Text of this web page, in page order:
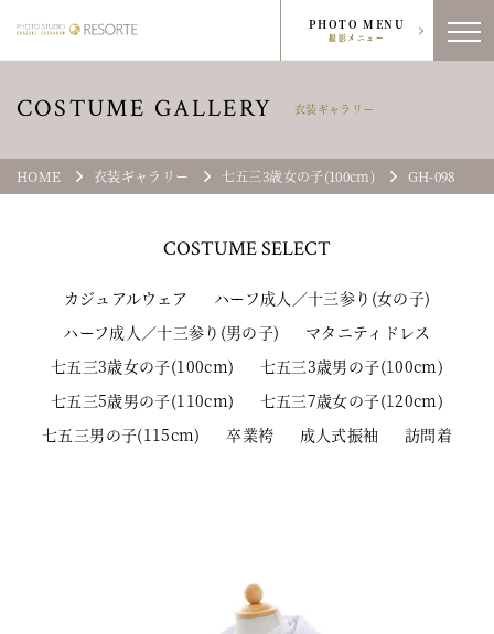
PHOTO MENU
撮影メニュー
COSTUME GALLERY 衣装ギャラリー
HOME 衣装ギャラリー 七五三3歳女の子(100cm) GH-098
COSTUMESELECT
カジュアルウェア
ハーフ成人／十三参り(女の子)
ハーフ成人／十三参り(男の子)
マタニティドレス
七五三3歳女の子(100cm)
七五三3歳男の子(100cm)
七五三5歳男の子(110cm)
七五三7歳女の子(120cm)
七五三男の子(115cm)
卒業袴 成人式振袖 訪問着